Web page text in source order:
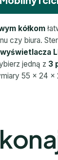
kółkom
czy biura.
wyświetlacza
jedną z 3
55 × 24 ×